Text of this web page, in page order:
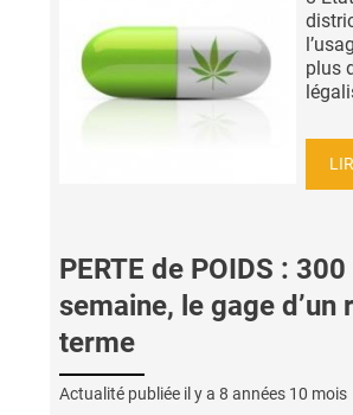
plus
PERTE de POIDS :
semaine, le gage d’un
terme
Actualité publiée il y a 8 années 10 mois